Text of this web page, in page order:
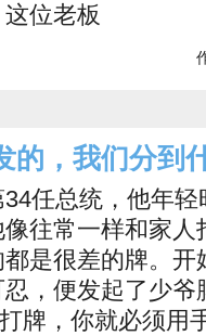
位老板
的，我们分到
任总统，他年
往常一样和家
是很差的牌。
，便发起了少
牌，你就必须用